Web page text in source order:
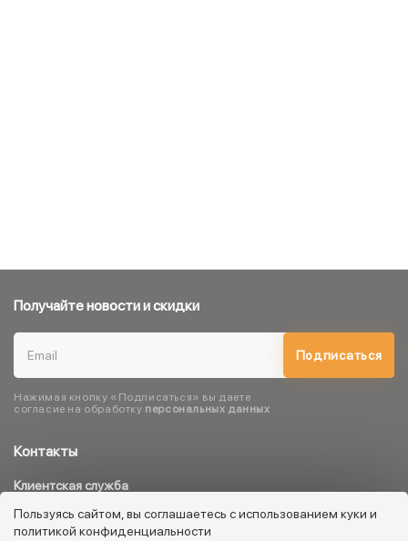
Контакты
Клиентская служба
8 800 333 08 45
info@kotofey.ru
Получайте новости и скидки
Подписаться
Нажимая кнопку «Подписаться» вы даете
согласие на обработку персональных данных
Пользуясь сайтом, вы соглашаетесь с использованием куки и
политикой конфиденциальности